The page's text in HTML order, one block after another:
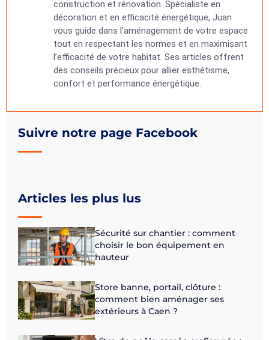
Suivre notre page Facebook
Articles les plus lus
Sécurité sur chantier : comment
choisir le bon équipement en
hauteur
Store banne, portail, clôture :
comment bien aménager ses
extérieurs à Caen ?
construction et rénovation. Spécialiste en
décoration et en efficacité énergétique, Juan
vous guide dans l’aménagement de votre espace
tout en respectant les normes et en maximisant
l’efficacité de votre habitat. Ses articles offrent
des conseils précieux pour allier esthétisme,
confort et performance énergétique.